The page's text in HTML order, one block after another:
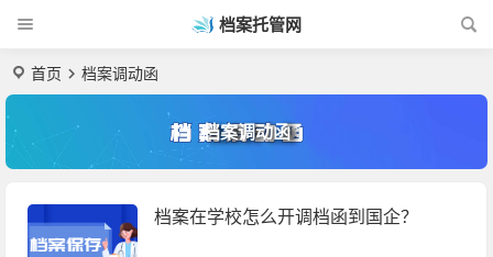
档案托管网
首页 档案调动函
档案调动函
档案在学校怎么开调档函到国企？